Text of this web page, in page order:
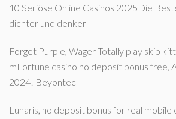
10 Seriöse Online Casinos 2025Die
dichter und denker
Forget Purple, Wager Totally play skip
mFortune casino no deposit bonus free,
2024! Beyontec
Lunaris, no deposit bonus for real mobile